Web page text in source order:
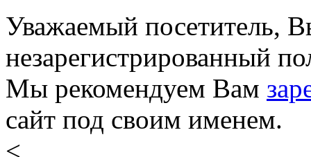
Уважаемый посетитель,
незарегистрированный
Мы рекомендуем Вам
сайт под своим именем.
<